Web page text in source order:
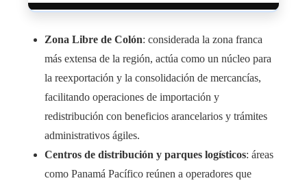
Zona Libre de Colón: considerada la zona franca
más extensa de la región, actúa como un núcleo para
la reexportación y la consolidación de mercancías,
facilitando operaciones de importación y
redistribución con beneficios arancelarios y trámites
administrativos ágiles.
Centros de distribución y parques logísticos: áreas
como Panamá Pacífico reúnen a operadores que